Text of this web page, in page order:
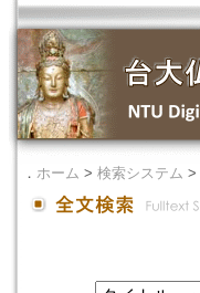
． ホーム > 検索システム >